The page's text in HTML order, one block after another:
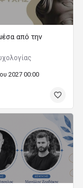
από την
2027 00:00